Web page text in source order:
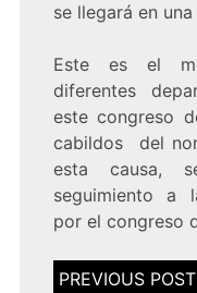
se llegará en
Este es el
diferentes
este congreso
cabildos del
esta causa,
seguimiento a
por el congreso
Navegación